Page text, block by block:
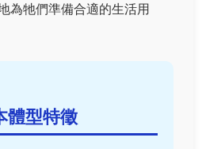
為牠們準備合適的生活用
體型特徵